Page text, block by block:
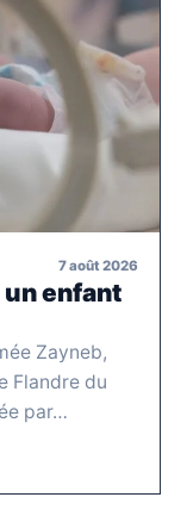
7 août 2026
un enfant
Zayneb,
Flandre du
par…